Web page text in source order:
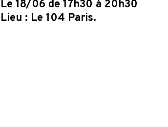
Le 18/06 de 17h30 à 20h30
Lieu : Le 104 Paris.